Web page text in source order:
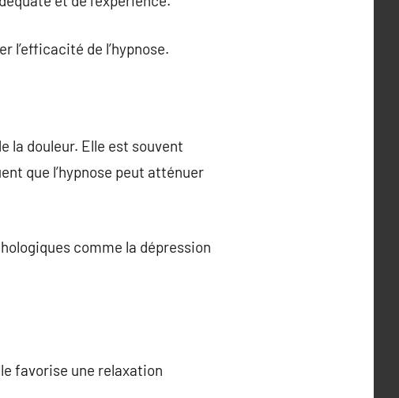
l’efficacité de l’hypnose.
la douleur. Elle est souvent
que l’hypnose peut atténuer
comme la dépression
favorise une relaxation